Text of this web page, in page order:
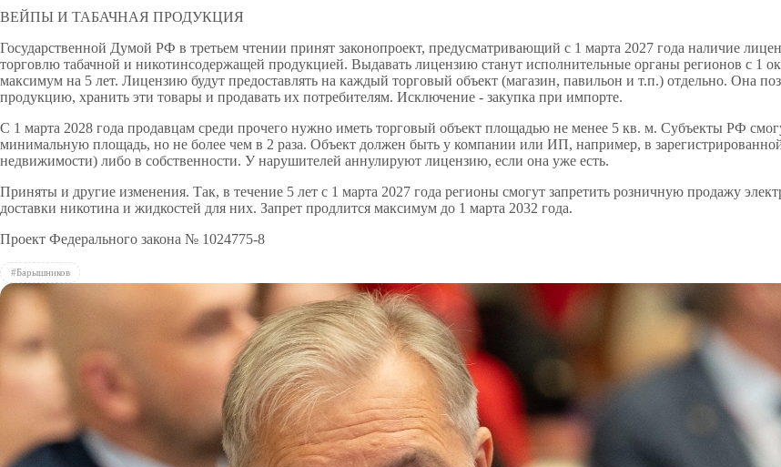
ВЕЙПЫ И ТАБАЧНАЯ ПРОДУКЦИЯ
Государственной Думой РФ в третьем чтении принят законопроект, предусматривающий с 1 марта 2027 года наличие
торговлю табачной и никотинсодержащей продукцией. Выдавать лицензию станут исполнительные органы регионов с 1
максимум на 5 лет. Лицензию будут предоставлять на каждый торговый объект (магазин, павильон и т.п.) отдельно. Она
продукцию, хранить эти товары и продавать их потребителям. Исключение - закупка при импорте.
С 1 марта 2028 года продавцам среди прочего нужно иметь торговый объект площадью не менее 5 кв. м. Субъекты РФ
минимальную площадь, но не более чем в 2 раза. Объект должен быть у компании или ИП, например, в
недвижимости) либо в собственности. У нарушителей аннулируют лицензию, если она уже есть.
Приняты и другие изменения. Так, в течение 5 лет с 1 марта 2027 года регионы смогут запретить розничную продажу
доставки никотина и жидкостей для них. Запрет продлится максимум до 1 марта 2032 года.
Проект Федерального закона № 1024775-8
#Барышников